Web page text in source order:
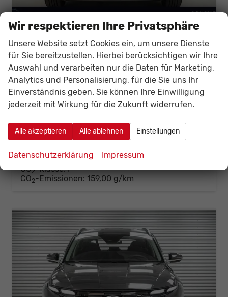
Hyundai TUCSON
1,6 T-GDi DCT 2WD Style - LAGER
unverbindliche Lieferzeit: 10 Tage Fahrzeug mit Tageszulassung
Fahrzeugnr. 142574 Getriebe Automatik
Kraftstoff Benzin Außenfarbe Ecotronic Grey Metallic ()
Leistung 110 kW (150 PS) Kilometerstand 20 km
30.699,– € Details
Verbrauch kombiniert:7,00 l/100km
CO2-Klasse: F
CO2-Emissionen: 159,00 g/km
Wir respektieren Ihre Privatsphäre
Unsere Website setzt Cookies ein, um unsere Dienste
für Sie bereitzustellen. Hierbei berücksichtigen wir Ihre
Auswahl und verarbeiten nur die Daten für Marketing,
Analytics und Personalisierung, für die Sie uns Ihr
Einverständnis geben. Sie können Ihre Einwilligung
jederzeit mit Wirkung für die Zukunft widerrufen.
Alle akzeptieren Alle ablehnen Einstellungen
Datenschutzerklärung Impressum